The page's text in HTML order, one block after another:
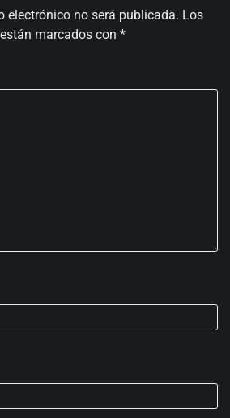
electrónico no será publicada. Los
marcados con *